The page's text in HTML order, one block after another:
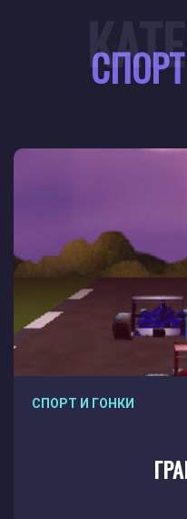
СПОРТ И ГОНКИ